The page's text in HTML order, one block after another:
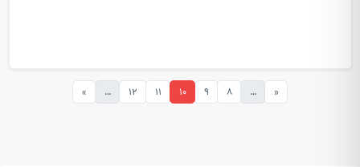
«
…
8
9
10
11
12
…
»